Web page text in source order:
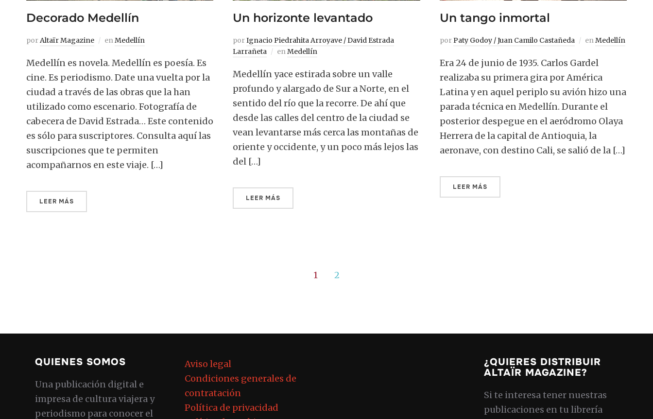
Decorado Medellín
porAltaïr Magazine enMedellín
Medellín es novela. Medellín es poesía. Es
cine. Es periodismo. Date una vuelta por la
ciudad a través de las obras que la han
utilizado como escenario. Fotografía de
cabecera de David Estrada… Este contenido
es sólo para suscriptores. Consulta aquí las
suscripciones que te permiten
acompañarnos en este viaje. […]
LEER MÁS
Un horizonte levantado
porIgnacio Piedrahita Arroyave / David Estrada
Larrañeta
enMedellín
Medellín yace estirada sobre un valle
profundo y alargado de Sur a Norte, en el
sentido del río que la recorre. De ahí que
desde las calles del centro de la ciudad se
vean levantarse más cerca las montañas de
oriente y occidente, y un poco más lejos las
del […]
LEER MÁS
Un tango inmortal
porPaty Godoy / Juan Camilo Castañeda enMedellín
Era 24 de junio de 1935. Carlos Gardel
realizaba su primera gira por América
Latina y en aquel periplo su avión hizo una
parada técnica en Medellín. Durante el
posterior despegue en el aeródromo Olaya
Herrera de la capital de Antioquia, la
aeronave, con destino Cali, se salió de la […]
LEER MÁS
1 2
QUIENES SOMOS
Una publicación digital e
impresa de cultura viajera y
periodismo para conocer el
Aviso legal
Condiciones generales de
contratación
Política de privacidad
¿QUIERES DISTRIBUIR
ALTAÏR MAGAZINE?
Si te interesa tener nuestras
publicaciones en tu librería